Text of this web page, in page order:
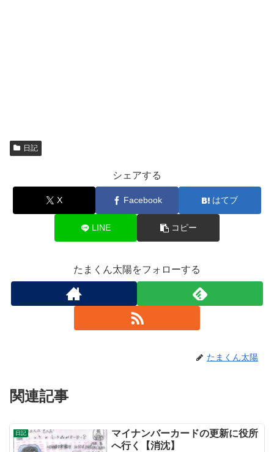
日記
シェアする
X Facebook はてブ
LINE コピー
たまくん太陽をフォローする
たまくん太陽
関連記事
日記
マイナンバーカードの更新に役所
へ行く【消沈】